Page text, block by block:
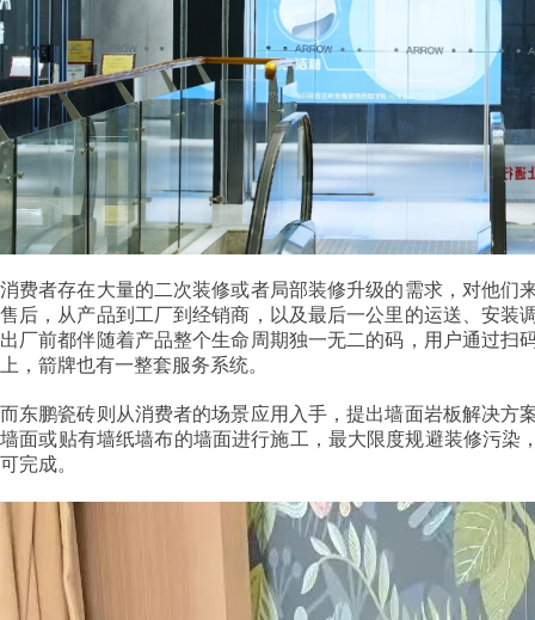
消费者存在大量的二次装修或者局部装修升级的需求，对他
售后，从产品到工厂到经销商，以及最后一公里的运送、安
出厂前都伴随着产品整个生命周期独一无二的码，用户通过
上，箭牌也有一整套服务系统。
而东鹏瓷砖则从消费者的场景应用入手，提出墙面岩板解决方
墙面或贴有墙纸墙布的墙面进行施工，最大限度规避装修污
可完成。